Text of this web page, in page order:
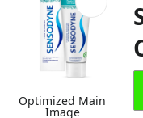
Optimized Main
Image